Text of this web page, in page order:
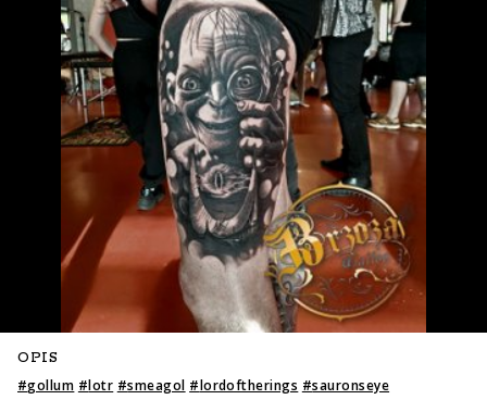
WIADOMOŚĆ
TATUAŻE WZORY INFO
OPIS
#gollum #lotr #smeagol #lordoftherings #sauronseye